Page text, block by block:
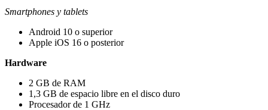
Smartphones y tablets
Android 10 o superior
Apple iOS 16 o posterior
Hardware​​​
2 GB de RAM​
1,3 GB de espacio libre en el disco duro
Procesador de 1 GHz